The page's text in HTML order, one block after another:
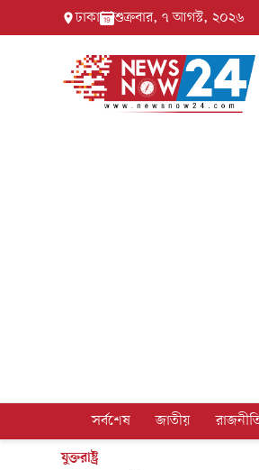
ঢাকা শুক্রবার, ৭ আগস্ট, ২০২৬
সর্বশেষ জাতীয়
যুক্তরাষ্ট্র